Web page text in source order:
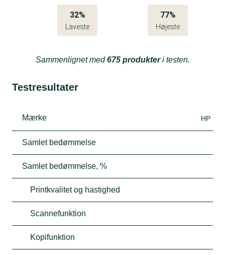
32%
Laveste
77%
Højeste
Sammenlignet med675 produkteri testen.
Testresultater
Mærke HP
Samlet bedømmelse
Samlet bedømmelse, %
Printkvalitet og hastighed
Scannefunktion
Kopifunktion